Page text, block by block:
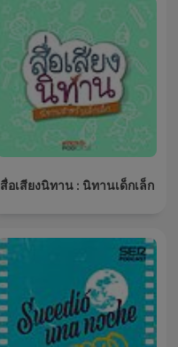
สื่อเสียงนิทาน : นิทานเด็กเล็ก